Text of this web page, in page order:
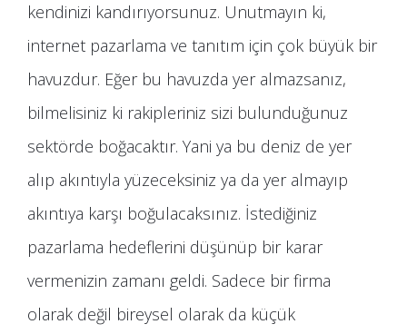
kendinizi kandırıyorsunuz. Unutmayın ki,
internet pazarlama ve tanıtım için çok büyük bir
havuzdur. Eğer bu havuzda yer almazsanız,
bilmelisiniz ki rakipleriniz sizi bulunduğunuz
sektörde boğacaktır. Yani ya bu deniz de yer
alıp akıntıyla yüzeceksiniz ya da yer almayıp
akıntıya karşı boğulacaksınız. İstediğiniz
pazarlama hedeflerini düşünüp bir karar
vermenizin zamanı geldi. Sadece bir firma
olarak değil bireysel olarak da küçük